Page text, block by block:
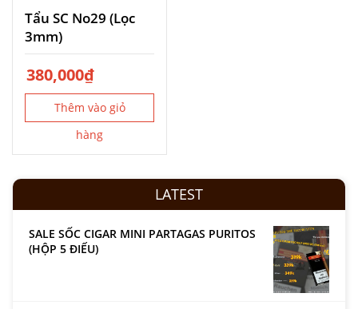
Tẩu SC No29 (Lọc
3mm)
380,000₫
Thêm vào giỏ
hàng
LATEST
SALE SỐC CIGAR MINI PARTAGAS PURITOS
(HỘP 5 ĐIẾU)